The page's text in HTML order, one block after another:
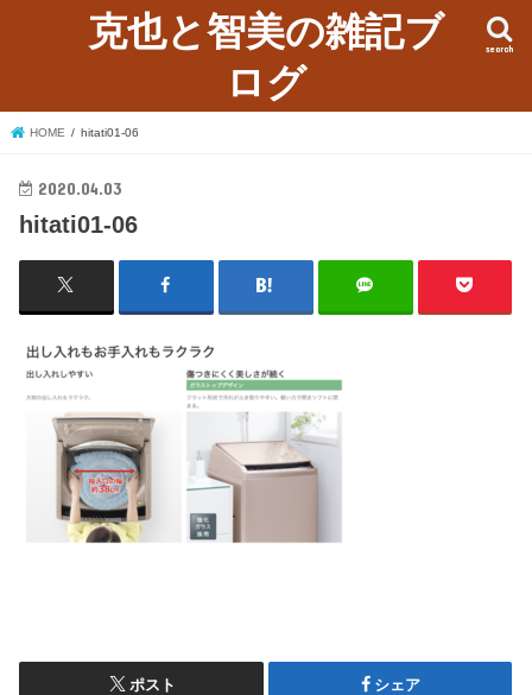
克也と智美の雑記ブ
ログ
search
HOME hitati01-06
2020.04.03
hitati01-06
ポスト シェア